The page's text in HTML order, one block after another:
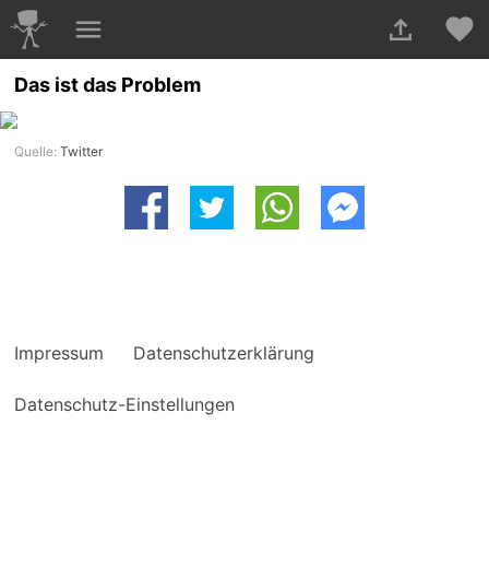
Das ist das Problem
Quelle:Twitter
Impressum Datenschutzerklärung
Datenschutz-Einstellungen